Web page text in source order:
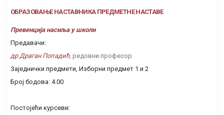
ОБРАЗОВАЊЕ НАСТАВНИКА ПРЕДМЕТНЕ НАСТАВЕ
Превенција насиља у школи
Предавачи:
др Драган Попадић, редовни професор
Заједнички предмети, Изборни предмет 1 и 2
Број бодова: 4.00
Постојећи курсеви: